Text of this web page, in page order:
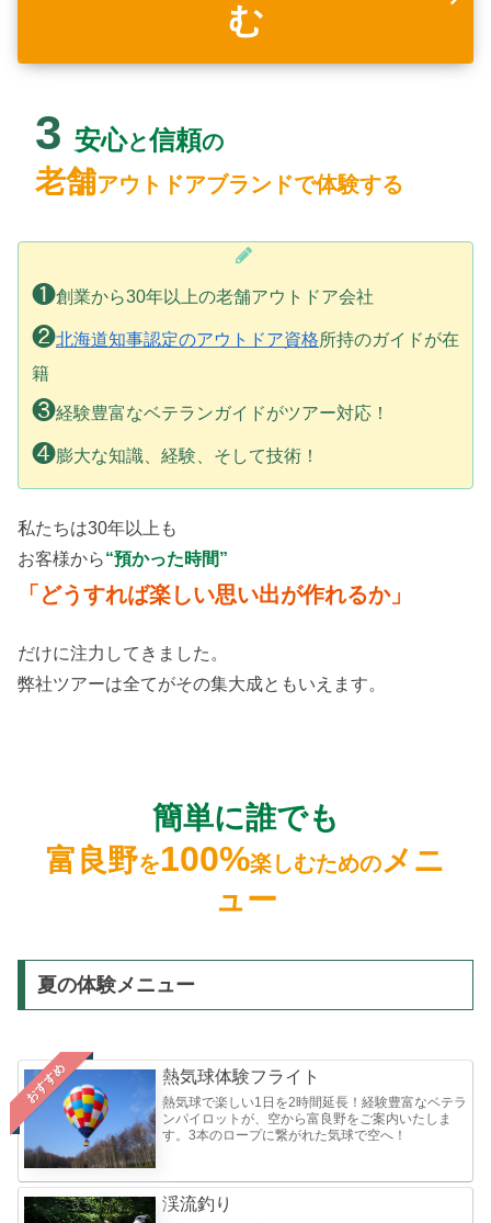
む
3 安心と信頼の
老舗アウトドアブランドで体験する
❶創業から30年以上の老舗アウトドア会社
❷北海道知事認定のアウトドア資格所持のガイドが在
籍
❸経験豊富なベテランガイドがツアー対応！
❹膨大な知識、経験、そして技術！
私たちは30年以上も
お客様から“預かった時間”
「どうすれば楽しい思い出が作れるか」
だけに注力してきました。
弊社ツアーは全てがその集大成ともいえます。
簡単に誰でも
富良野を100%楽しむためのメニ
ュー
夏の体験メニュー
おすすめ 熱気球体験フライト
熱気球で楽しい1日を2時間延長！経験豊富なベテラ
ンパイロットが、空から富良野をご案内いたしま
す。3本のロープに繋がれた気球で空へ！
渓流釣り